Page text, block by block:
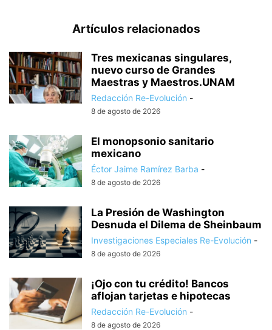
Artículos relacionados
Tres mexicanas singulares,
nuevo curso de Grandes
Maestras y Maestros.UNAM
Redacción Re-Evolución -
8 de agosto de 2026
El monopsonio sanitario
mexicano
Éctor Jaime Ramírez Barba -
8 de agosto de 2026
La Presión de Washington
Desnuda el Dilema de Sheinbaum
Investigaciones Especiales Re-Evolución -
8 de agosto de 2026
¡Ojo con tu crédito! Bancos
aflojan tarjetas e hipotecas
Redacción Re-Evolución -
8 de agosto de 2026